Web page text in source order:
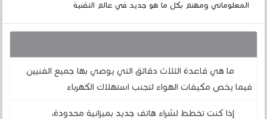
المعلوماتي ومهتم بكل ما هو جديد في عالم التقنية
ما هي قاعدة الثلاث دقائق التي يوصي بها جميع الفنيين
فيما يخص مكيفات الهواء لتجنب استهلاك الكهرباء
إذا كنت تخطط لشراء هاتف جديد بميزانية محدودة،